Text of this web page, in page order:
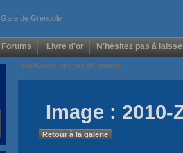
Gare de Grenoble
Forums Livre d'or N'hésitez pas à
Voir/Cacher menus de gauche
Image : 2010-
Retour à la galerie